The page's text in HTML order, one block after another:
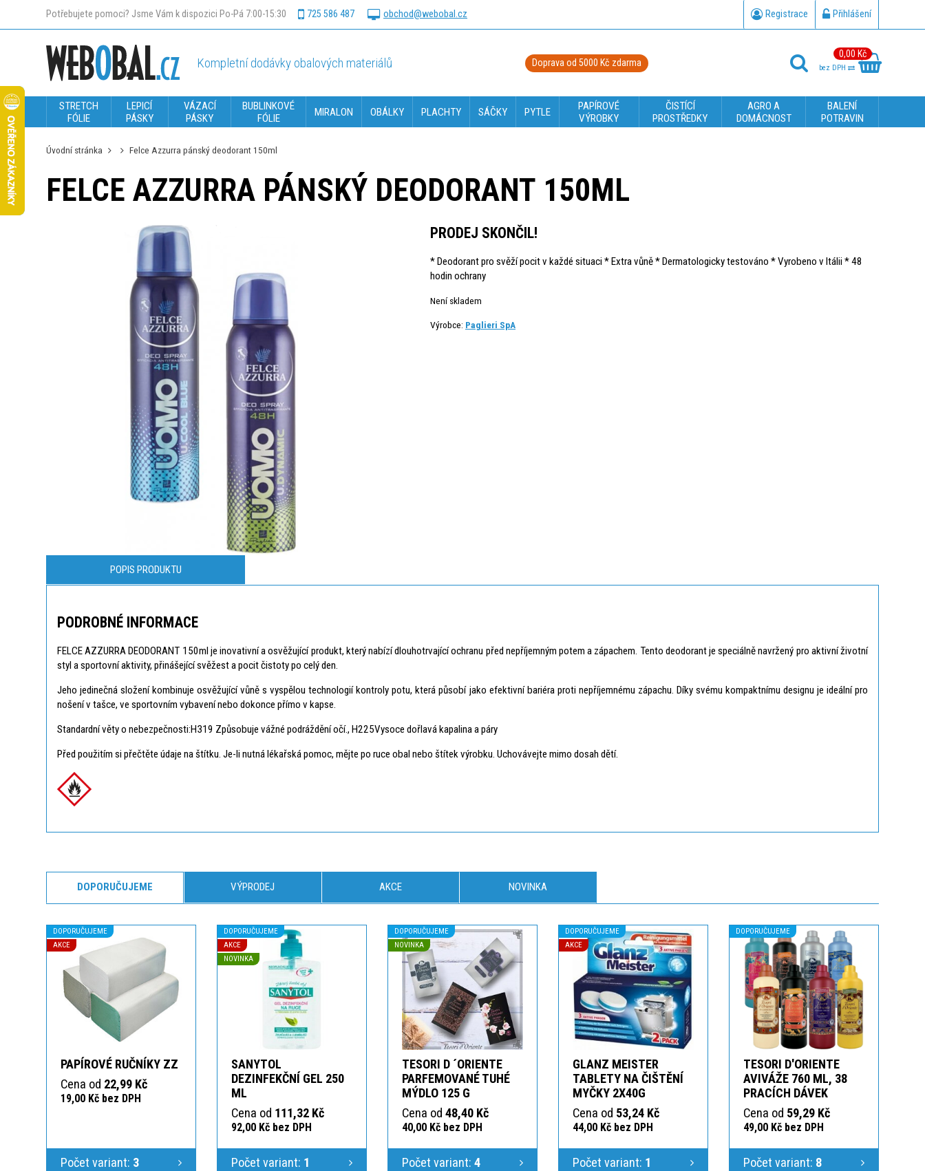
Potřebujete pomoci? Jsme Vám k dispozici Po-Pá 7:00-15:30 725 586 487 obchod@webobal.cz Registrace Přihlášení
Kompletní dodávky obalových materiálů Doprava od 5000 Kč zdarma
0,00 Kč
bez DPH
STRETCH
FÓLIE
LEPICÍ
PÁSKY
VÁZACÍ
PÁSKY
BUBLINKOVÉ
FÓLIE
MIRALON OBÁLKY PLACHTY SÁČKY PYTLE
PAPÍROVÉ
VÝROBKY
ČISTÍCÍ
PROSTŘEDKY
AGRO A
DOMÁCNOST
BALENÍ
POTRAVIN
Úvodní stránka Felce Azzurra pánský deodorant 150ml
FELCE AZZURRA PÁNSKÝ DEODORANT 150ML
PRODEJ SKONČIL!
* Deodorant pro svěží pocit v každé situaci * Extra vůně * Dermatologicky testováno * Vyrobeno v Itálii * 48
hodin ochrany
Není skladem
Výrobce: Paglieri SpA
POPIS PRODUKTU
PODROBNÉ INFORMACE
FELCE AZZURRA DEODORANT 150ml je inovativní a osvěžující produkt, který nabízí dlouhotrvající ochranu před nepříjemným potem a zápachem. Tento deodorant je speciálně navržený pro aktivní životní
styl a sportovní aktivity, přinášející svěžest a pocit čistoty po celý den.
Jeho jedinečná složení kombinuje osvěžující vůně s vyspělou technologií kontroly potu, která působí jako efektivní bariéra proti nepříjemnému zápachu. Díky svému kompaktnímu designu je ideální pro
nošení v tašce, ve sportovním vybavení nebo dokonce přímo v kapse.
Standardní věty o nebezpečnosti:H319 Způsobuje vážné podráždění očí., H225Vysoce dořlavá kapalina a páry
Před použitím si přečtěte údaje na štítku. Je-li nutná lékařská pomoc, mějte po ruce obal nebo štítek výrobku. Uchovávejte mimo dosah dětí.
DOPORUČUJEME VÝPRODEJ AKCE NOVINKA
DOPORUČUJEME
AKCE
PAPÍROVÉ RUČNÍKY ZZ
Cena od 22,99 Kč
19,00 Kč bez DPH
Počet variant: 3
DOPORUČUJEME
AKCE
NOVINKA
SANYTOL
DEZINFEKČNÍ GEL 250
ML
Cena od 111,32 Kč
92,00 Kč bez DPH
Počet variant: 1
DOPORUČUJEME
NOVINKA
TESORI D ´ORIENTE
PARFEMOVANÉ TUHÉ
MÝDLO 125 G
Cena od 48,40 Kč
40,00 Kč bez DPH
Počet variant: 4
DOPORUČUJEME
AKCE
GLANZ MEISTER
TABLETY NA ČIŠTĚNÍ
MYČKY 2X40G
Cena od 53,24 Kč
44,00 Kč bez DPH
Počet variant: 1
DOPORUČUJEME
TESORI D'ORIENTE
AVIVÁŽE 760 ML, 38
PRACÍCH DÁVEK
Cena od 59,29 Kč
49,00 Kč bez DPH
Počet variant: 8